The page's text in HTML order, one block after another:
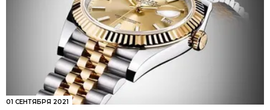
01 СЕНТЯБРЯ 2021